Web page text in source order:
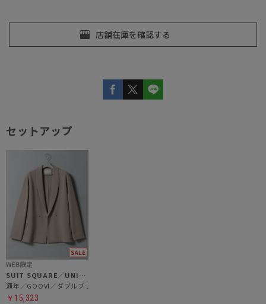
セットアップ
SUIT SQUARE／UNIVERSAL LANGUAGE
通年／GOOVI／ダブルブレストジャケット
￥15,323